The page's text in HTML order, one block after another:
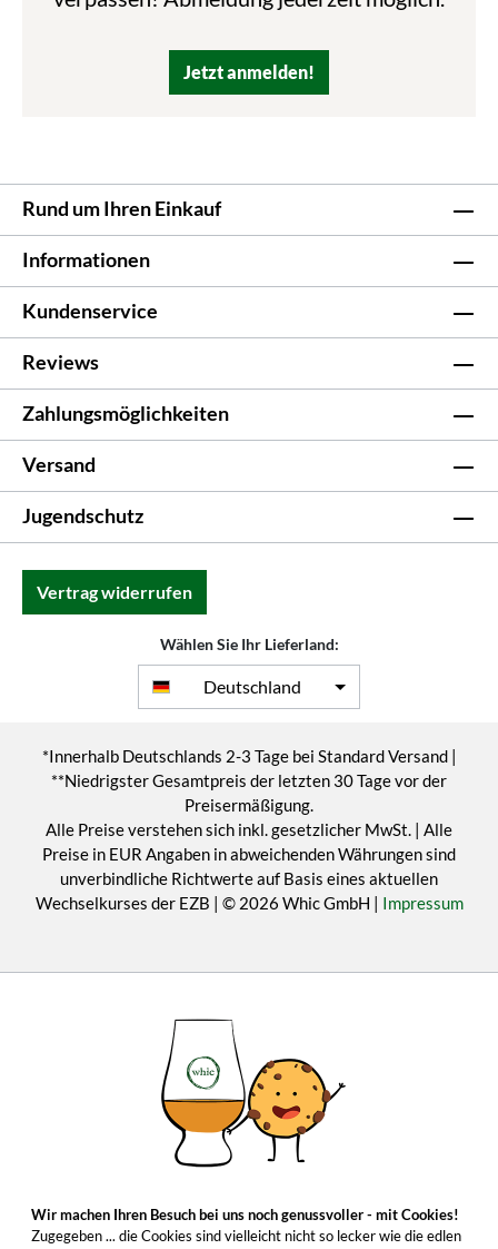
Jetzt anmelden!
Rund um Ihren Einkauf
Informationen
Kundenservice
Reviews
Zahlungsmöglichkeiten
Versand
Jugendschutz
Vertrag widerrufen
Wählen Sie Ihr Lieferland:
Deutschland
*Innerhalb Deutschlands 2-3 Tage bei Standard Versand |
**Niedrigster Gesamtpreis der letzten 30 Tage vor der
Preisermäßigung.
Alle Preise verstehen sich inkl. gesetzlicher MwSt. | Alle
Preise in EUR Angaben in abweichenden Währungen sind
unverbindliche Richtwerte auf Basis eines aktuellen
Wechselkurses der EZB | © 2026 Whic GmbH | Impressum
Wir machen Ihren Besuch bei uns noch genussvoller - mit Cookies!
Zugegeben ... die Cookies sind vielleicht nicht so lecker wie die edlen